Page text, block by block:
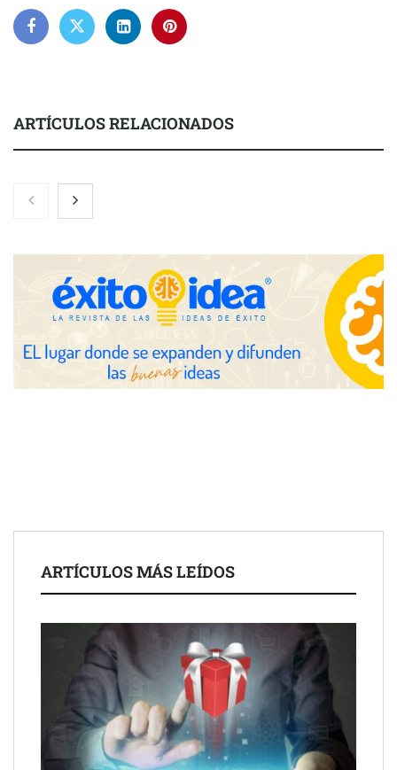
ARTÍCULOS RELACIONADOS
Martín Mingorance Abogados consolida su posición como
despacho de abogados Málaga de referencia para empresas y
Brisas del Estrecho abastece a la hostelería de Sevilla
conectando lonjas con establecimientos
ayuntamientos
ARTÍCULOS MÁS LEÍDOS